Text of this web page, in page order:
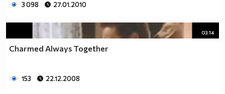
3 098 27.01.2010
03:14
Charmed Always Together
153 22.12.2008